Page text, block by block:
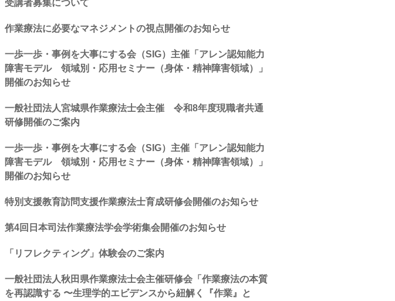
受講者募集について
作業療法に必要なマネジメントの視点開催のお知らせ
一歩一歩・事例を大事にする会（SIG）主催「アレン認知能力
障害モデル 領域別・応用セミナー（身体・精神障害領域）」
開催のお知らせ
一般社団法人宮城県作業療法士会主催 令和8年度現職者共通
研修開催のご案内
一歩一歩・事例を大事にする会（SIG）主催「アレン認知能力
障害モデル 領域別・応用セミナー（身体・精神障害領域）」
開催のお知らせ
特別支援教育訪問支援作業療法士育成研修会開催のお知らせ
第4回日本司法作業療法学会学術集会開催のお知らせ
「リフレクティング」体験会のご案内
一般社団法人秋田県作業療法士会主催研修会「作業療法の本質
を再認識する 〜生理学的エビデンスから紐解く『作業』と